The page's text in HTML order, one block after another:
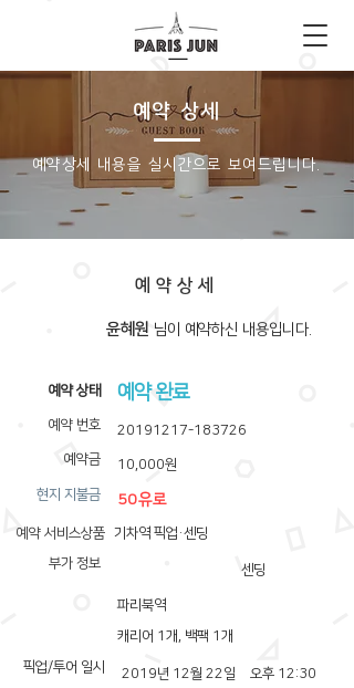
예약 상세
​예약상세 내용을 실시간으로 보여드립니다.
예약상세
윤혜원 ​님이 예약하신 내용입니다.
​예약 상태
예약 번호
예약금
​현지 지불금
부가 정보
픽업/투어 일시
예약 서비스상품
예약 완료
20191217-183726
10,000원
50유로
기차역 픽업·센딩
센딩
파리북역
캐리어 1개, 백팩 1개
2019년 12월 22일
오후 12:30